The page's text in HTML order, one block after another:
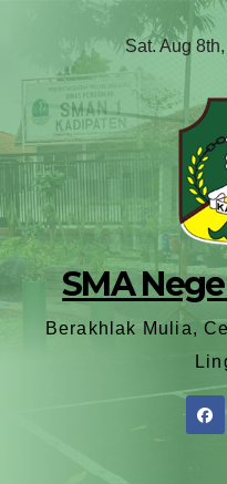
Sat. Aug
SMA
Berakhlak Mulia,